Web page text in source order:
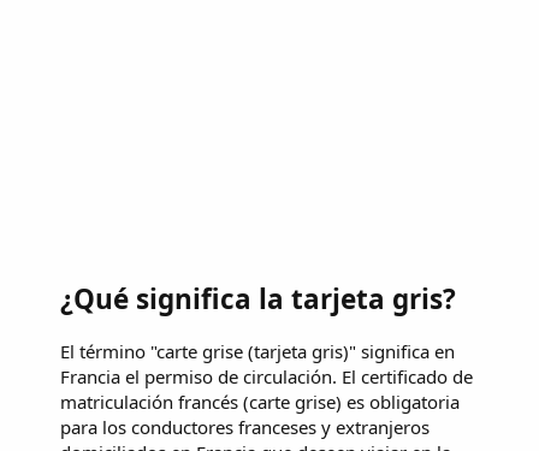
¿Qué significa la tarjeta gris?
El término "carte grise (tarjeta gris)" significa en
Francia el permiso de circulación. El certificado de
matriculación francés (carte grise) es obligatoria
para los conductores franceses y extranjeros